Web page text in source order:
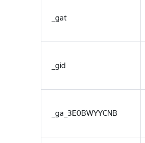
_gat
_gid
_ga_3E0BWYYCNB